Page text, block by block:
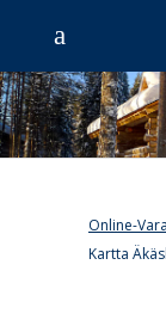
Online-
Kartta